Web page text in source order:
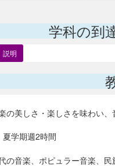
学科の到
説明
の美しさ・楽しさを味わい
夏学期週2時間
の音楽、ポピュラー音楽、